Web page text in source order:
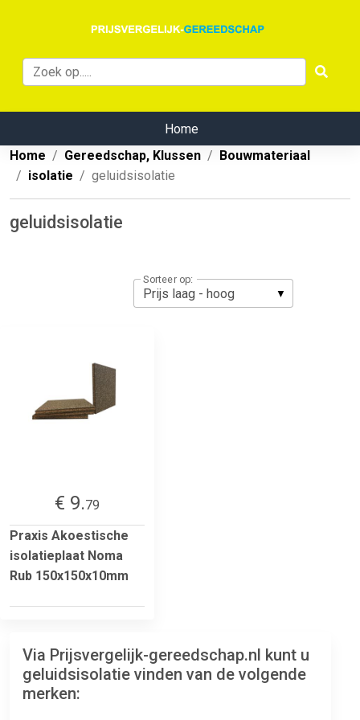
Home
Home
Gereedschap, Klussen
Bouwmateriaal
isolatie
geluidsisolatie
geluidsisolatie
Sorteer op:
€ 9.79
Praxis Akoestische
isolatieplaat Noma
Rub 150x150x10mm
Via Prijsvergelijk-gereedschap.nl kunt u
geluidsisolatie vinden van de volgende
merken: